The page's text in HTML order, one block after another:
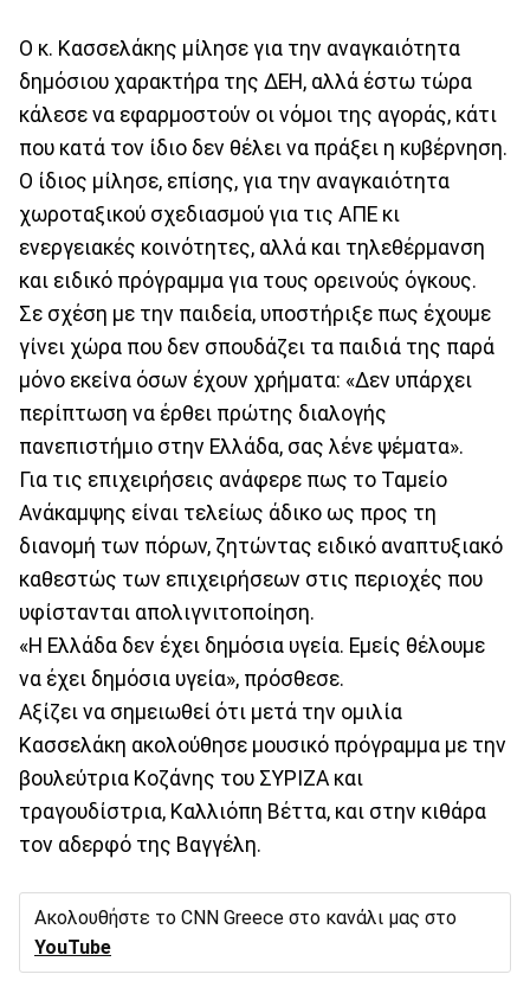
Ο κ. Κασσελάκης μίλησε για την αναγκαιότητα
δημόσιου χαρακτήρα της ΔΕΗ, αλλά έστω τώρα
κάλεσε να εφαρμοστούν οι νόμοι της αγοράς, κάτι
που κατά τον ίδιο δεν θέλει να πράξει η κυβέρνηση.
Ο ίδιος μίλησε, επίσης, για την αναγκαιότητα
χωροταξικού σχεδιασμού για τις ΑΠΕ κι
ενεργειακές κοινότητες, αλλά και τηλεθέρμανση
και ειδικό πρόγραμμα για τους ορεινούς όγκους.
Σε σχέση με την παιδεία, υποστήριξε πως έχουμε
γίνει χώρα που δεν σπουδάζει τα παιδιά της παρά
μόνο εκείνα όσων έχουν χρήματα: «Δεν υπάρχει
περίπτωση να έρθει πρώτης διαλογής
πανεπιστήμιο στην Ελλάδα, σας λένε ψέματα».
Για τις επιχειρήσεις ανάφερε πως το Ταμείο
Ανάκαμψης είναι τελείως άδικο ως προς τη
διανομή των πόρων, ζητώντας ειδικό αναπτυξιακό
καθεστώς των επιχειρήσεων στις περιοχές που
υφίστανται απολιγνιτοποίηση.
«Η Ελλάδα δεν έχει δημόσια υγεία. Εμείς θέλουμε
να έχει δημόσια υγεία», πρόσθεσε.
Αξίζει να σημειωθεί ότι μετά την ομιλία
Κασσελάκη ακολούθησε μουσικό πρόγραμμα με την
βουλεύτρια Κοζάνης του ΣΥΡΙΖΑ και
τραγουδίστρια, Καλλιόπη Βέττα, και στην κιθάρα
τον αδερφό της Βαγγέλη.
Ακολουθήστε το CNN Greece στο κανάλι μας στο
YouTube